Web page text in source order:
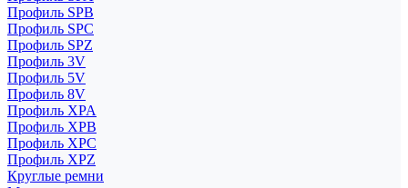
Профиль SPB
Профиль SPC
Профиль SPZ
Профиль 3V
Профиль 5V
Профиль 8V
Профиль XPA
Профиль XPB
Профиль XPC
Профиль XPZ
Круглые ремни